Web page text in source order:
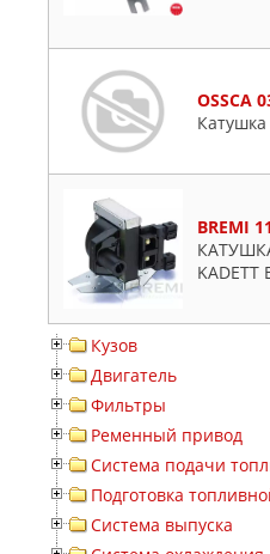
OSSCA
Катушка
BREMI
KADETT
Кузов
Двигатель
Фильтры
Ременный привод
Система подачи
Подготовка
Система выпуска